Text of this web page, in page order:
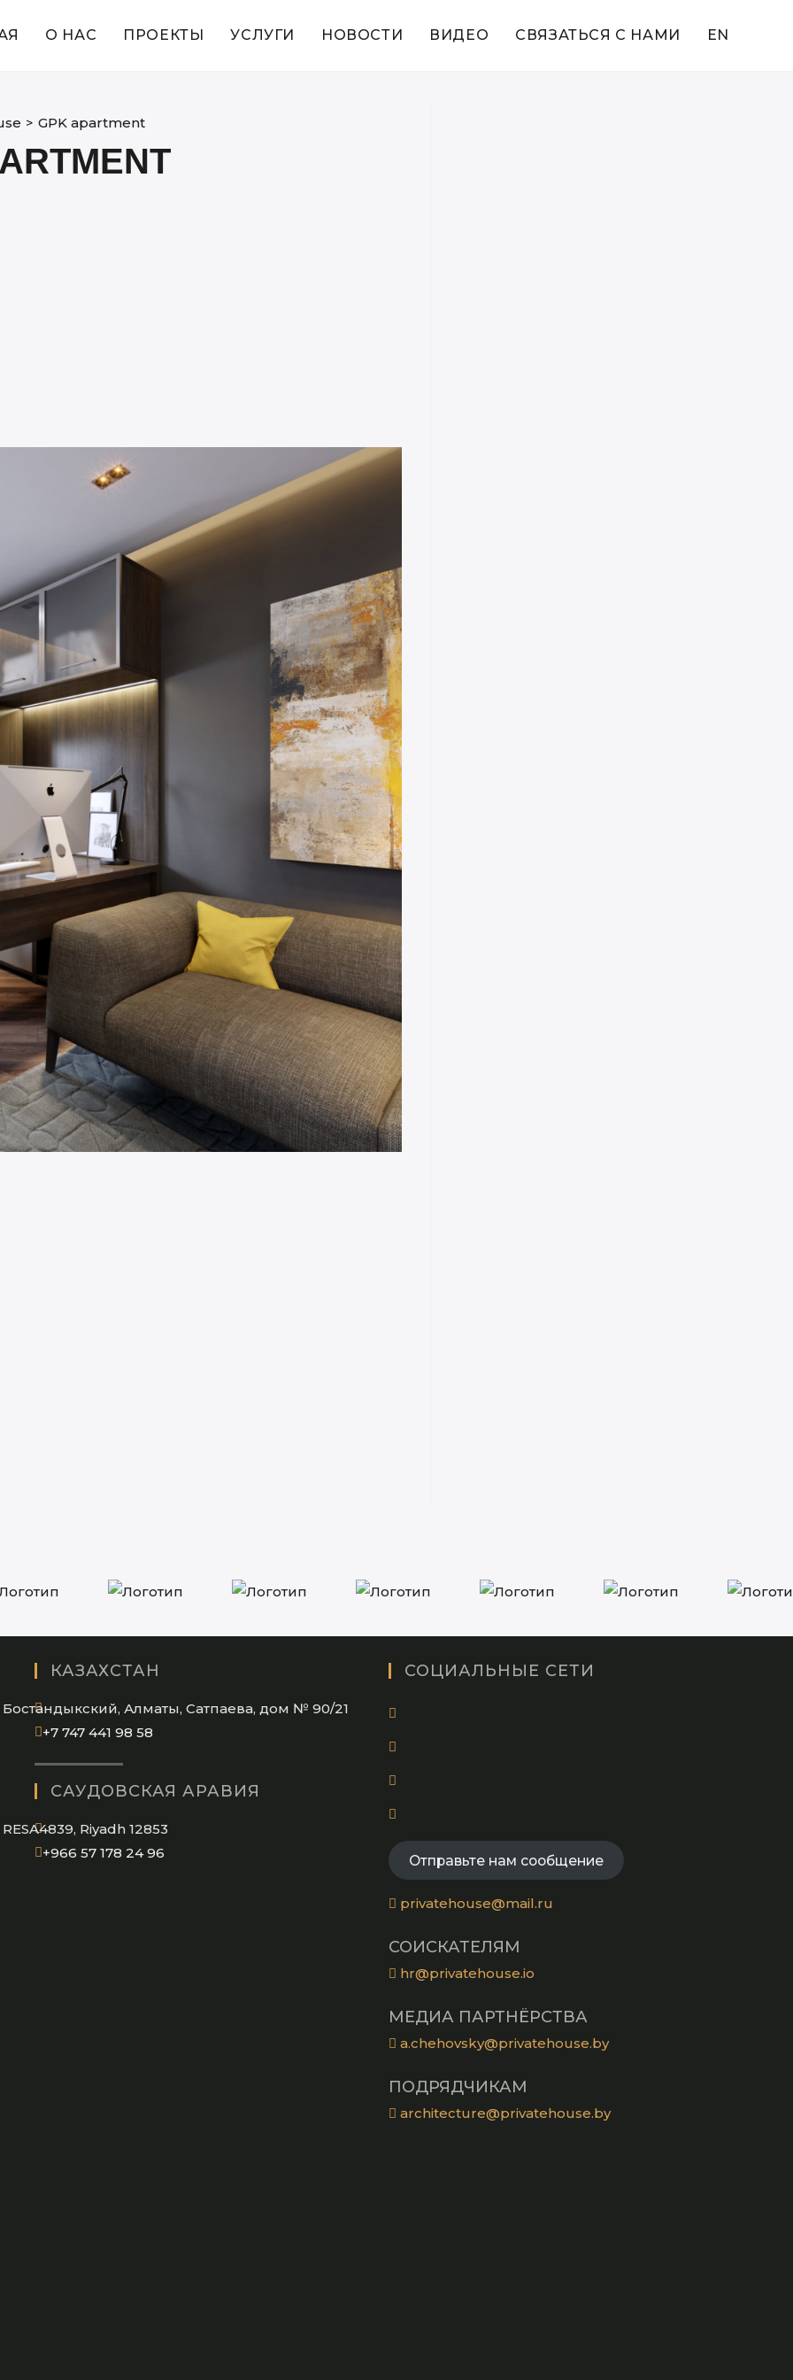
О НАС ПРОЕКТЫ УСЛУГИ НОВОСТИ ВИДЕО СВЯЗАТЬСЯ С НАМИ EN
> GPK apartment
КАЗАХСТАН
Бостандыкский, Алматы, Сатпаева, дом № 90/21
+7 747 441 98 58Opens
application
САУДОВСКАЯ АРАВИЯ
RESA4839, Riyadh 12853
+966 57 178 24 96Opens
СОЦИАЛЬНЫЕ СЕТИ
Opens
a
new
Opens
a
new
Opens
a
new
tab
Opens
new
tab
Отправьте нам сообщение
privatehouse@mail.ru
СОИСКАТЕЛЯМ
hr@privatehouse.io
МЕДИА ПАРТНЁРСТВА
a.chehovsky@privatehouse.by
ПОДРЯДЧИКАМ
architecture@privatehouse.by